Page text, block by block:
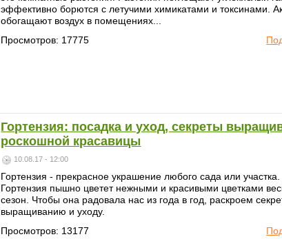
эффективно борются с летучими химикатами и токсинами.
обогащают воздух в помещениях...
Просмотров: 17775
Гортензия: посадка и уход, секреты
роскошной красавицы
10.08.17 - 12:00
Гортензия - прекрасное украшение любого сада или участка.
Гортензия пышно цветет нежными и красивыми цветками
сезон. Чтобы она радовала нас из года в год, раскроем
выращиванию и уходу.
Просмотров: 13177